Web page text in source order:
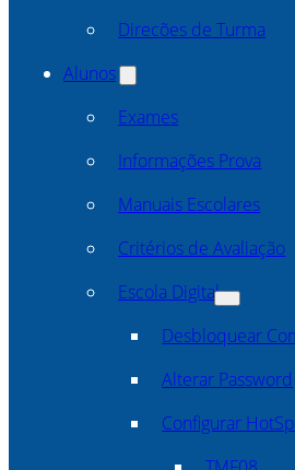
Direcões de Turma
Alunos
Exames
Informações Prova
Manuais Escolares
Critérios de Avaliação
Escola Digital
Desbloquear
Alterar Password
Configurar